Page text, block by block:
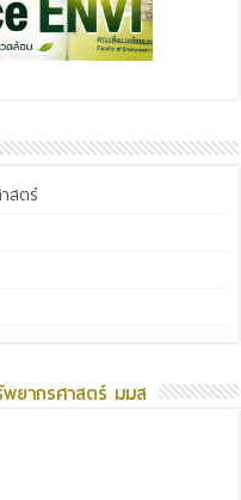
สตร์
ยากรศาสตร์ มมส